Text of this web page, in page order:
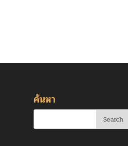
ค้นหา